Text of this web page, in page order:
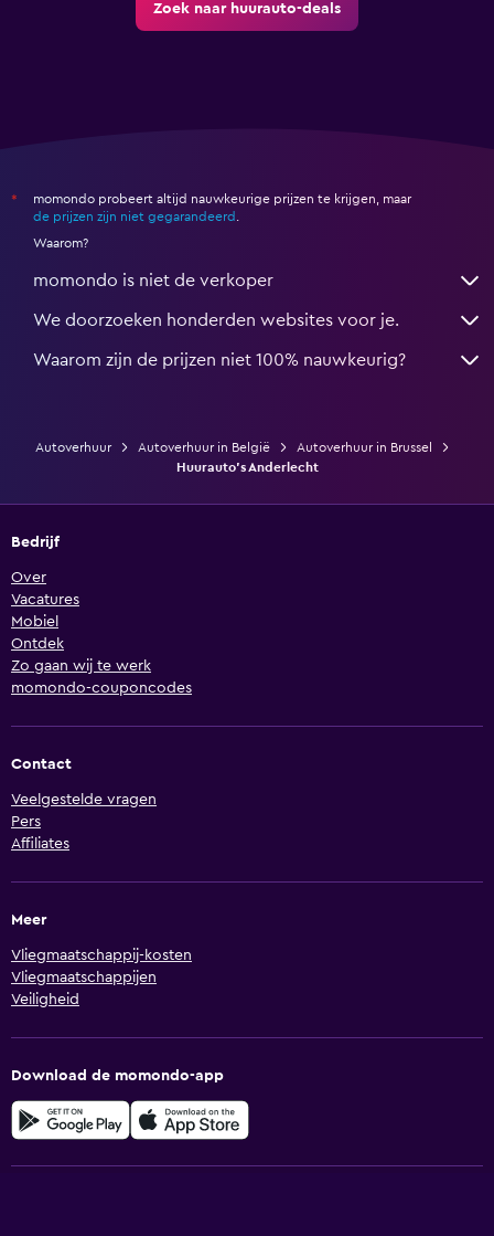
Zoek naar huurauto-deals
*
momondo probeert altijd nauwkeurige prijzen te krijgen, maar
de prijzen zijn niet gegarandeerd .
Waarom?
momondo is niet de verkoper
We doorzoeken honderden websites voor je.
Waarom zijn de prijzen niet 100% nauwkeurig?
Autoverhuur Autoverhuur in België
Autoverhuur in Brussel
Huurauto's Anderlecht
Bedrijf
Over
Vacatures
Mobiel
Ontdek
Zo gaan wij te werk
momondo-couponcodes
Contact
Veelgestelde vragen
Pers
Affiliates
Meer
Vliegmaatschappij-kosten
Vliegmaatschappijen
Veiligheid
Download de momondo-app